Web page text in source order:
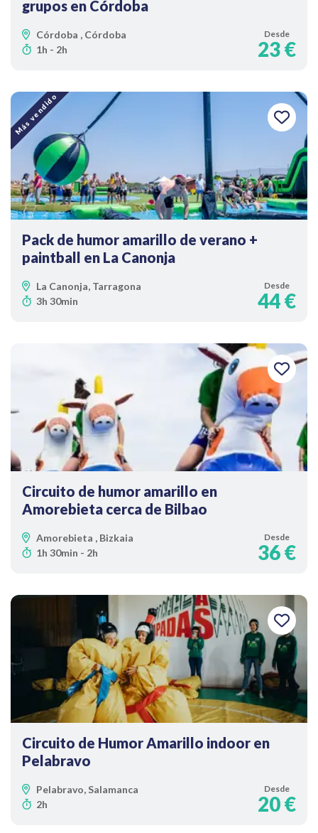
grupos en Córdoba
Córdoba , Córdoba
1h - 2h
Desde
23 €
Más vendido
Pack de humor amarillo de verano +
paintball en La Canonja
La Canonja, Tarragona
3h 30min
Desde
44 €
Circuito de humor amarillo en
Amorebieta cerca de Bilbao
Amorebieta , Bizkaia
1h 30min - 2h
Desde
36 €
Circuito de Humor Amarillo indoor en
Pelabravo
Pelabravo, Salamanca
2h
Desde
20 €